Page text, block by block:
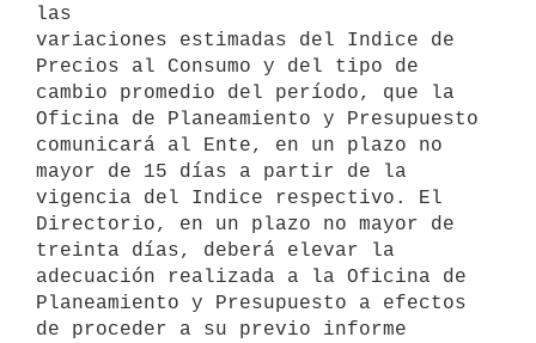
las
variaciones estimadas del Indice de
Precios al Consumo y del tipo de
cambio promedio del período, que la
Oficina de Planeamiento y Presupuesto
comunicará al Ente, en un plazo no
mayor de 15 días a partir de la
vigencia del Indice respectivo. El
Directorio, en un plazo no mayor de
treinta días, deberá elevar la
adecuación realizada a la Oficina de
Planeamiento y Presupuesto a efectos
de proceder a su previo informe